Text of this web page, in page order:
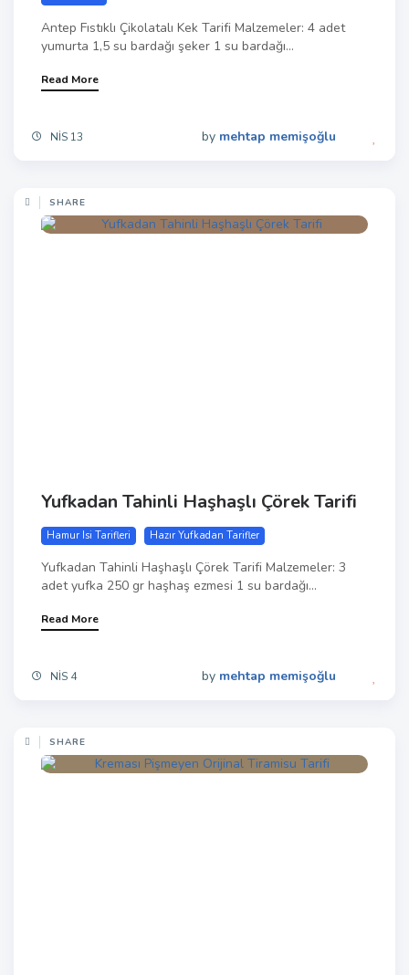
Antep Fıstıklı Çikolatalı Kek Tarifi Malzemeler: 4 adet
yumurta 1,5 su bardağı şeker 1 su bardağı...
Read More
NIS 13 by mehtap memişoğlu
SHARE
Yufkadan Tahinli Haşhaşlı Çörek Tarifi
Hamur Isi Tarifleri Hazır Yufkadan Tarifler
Yufkadan Tahinli Haşhaşlı Çörek Tarifi Malzemeler: 3
adet yufka 250 gr haşhaş ezmesi 1 su bardağı...
Read More
NIS 4 by mehtap memişoğlu
SHARE